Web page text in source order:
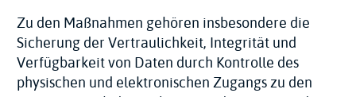
Zu den Maßnahmen gehören insbesondere die
Sicherung der Vertraulichkeit, Integrität und
Verfügbarkeit von Daten durch Kontrolle des
physischen und elektronischen Zugangs zu den